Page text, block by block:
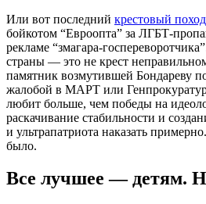
Или вот последний крестовый
бойкотом “Евроопта” за ЛГБТ-
рекламе “змагара-
страны — это не крест
памятник возмутившей Бондареву
жалобой в МАРТ или
любит больше, чем победы на
раскачивание стабильности и
и ультрапатриота наказать
было.
Все лучшее — детям.